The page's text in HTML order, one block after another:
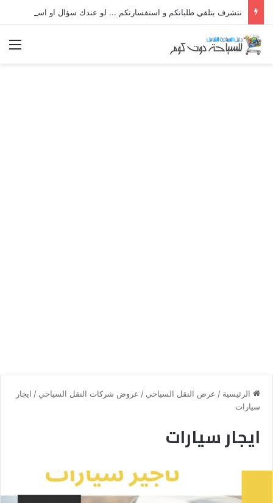
الرئيسية / عرض النقل السياحي / عروض شركات النقل السياحي / ايجار
سيارات
ايجار سيارات